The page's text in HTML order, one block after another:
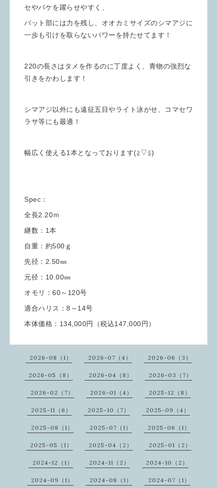
セやバケを躍らせやすく、
バット部には力を残し、オオカミサイズのシマアジに
一歩も引けを取らないパワーを持たせてます！
220の長さはタメを作るのに丁度よく、青物の強烈な
引きをかわします！
シマアジ以外にも遠征五目やライト泳がせ、コマセワ
ラサ等にも最適！
幅広く使える1本となっております(≧▽≦)
Spec：
全長2.20ｍ
継数：1本
自重：約500ｇ
先径：2.50㎜
元径：10.00㎜
オモリ：60～120号
適合ハリス：8～14号
本体価格：134,000円（税込147,000円）
2026-08（1） 2026-07（4） 2026-06（3）
2026-05（8） 2026-04（8） 2026-03（7）
2026-02（7） 2026-01（4） 2025-12（8）
2025-11（6） 2025-10（7） 2025-09（4）
2025-08（1） 2025-07（1） 2025-06（1）
2025-05（1） 2025-04（2） 2025-01（2）
2024-12（1） 2024-11（2） 2024-10（2）
2024-09（1） 2024-08（1） 2024-07（1）